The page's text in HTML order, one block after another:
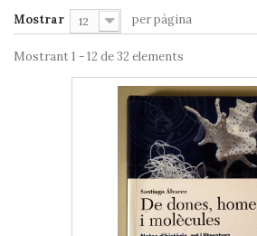
Mostrar 12 per pàgina
Mostrant 1 - 12 de 32 elements